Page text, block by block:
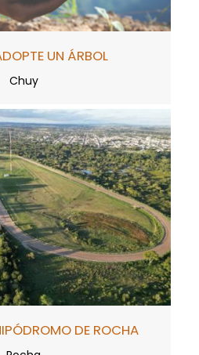
UN ÁRBOL
Chuy
DE ROCHA